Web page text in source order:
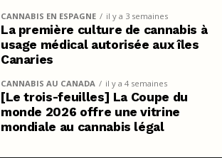
CANNABIS EN ESPAGNE il y a 3 semaines
La première culture de cannabis à
usage médical autorisée aux îles
Canaries
CANNABIS AU CANADA il y a 4 semaines
[Le trois-feuilles] La Coupe du
monde 2026 offre une vitrine
mondiale au cannabis légal